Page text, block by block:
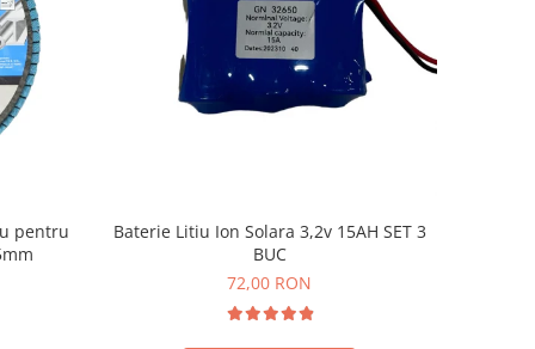
pentru
Baterie Litiu Ion Solara 3,2v 15AH SET 3
BUC
72,00 RON